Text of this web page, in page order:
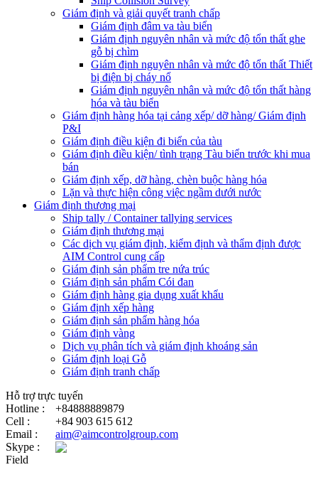
Giám định và giải quyết tranh chấp
Giám định đâm va tàu biển
Giám định nguyên nhân và mức độ tổn thất ghe
gỗ bị chìm
Giám định nguyên nhân và mức độ tổn thất Thiết
bị điện bị cháy nổ
Giám định nguyên nhân và mức độ tổn thất hàng
hóa và tàu biển
Giám định hàng hóa tại cảng xếp/ dỡ hàng/ Giám định
P&I
Giám định điều kiện đi biển của tàu
Giám định điều kiện/ tình trạng Tàu biển trước khi mua
bán
Giám định xếp, dỡ hàng, chèn buộc hàng hóa
Lặn và thực hiện công việc ngầm dưới nước
Giám định thương mại
Ship tally / Container tallying services
Giám định thương mại
Các dịch vụ giám định, kiểm định và thẩm định được
AIM Control cung cấp
Giám định sản phẩm tre nứa trúc
Giám định sản phẩm Cói đan
Giám định hàng gia dụng xuất khẩu
Giám định xếp hàng
Giám định sản phẩm hàng hóa
Giám định vàng
Dịch vụ phân tích và giám định khoáng sản
Giám định loại Gỗ
Giám định tranh chấp
Hỗ trợ trực tuyến
Hotline :
+84888889879
Cell :
+84 903 615 612
Email :
aim@aimcontrolgroup.com
Skype :
Field